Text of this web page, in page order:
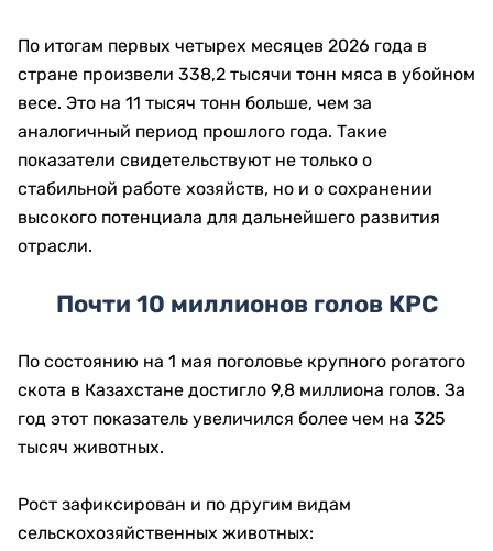
По итогам первых четырех месяцев 2026 года в
стране произвели 338,2 тысячи тонн мяса в убойном
весе. Это на 11 тысяч тонн больше, чем за
аналогичный период прошлого года. Такие
показатели свидетельствуют не только о
стабильной работе хозяйств, но и о сохранении
высокого потенциала для дальнейшего развития
отрасли.
Почти 10 миллионов голов КРС
По состоянию на 1 мая поголовье крупного рогатого
скота в Казахстане достигло 9,8 миллиона голов. За
год этот показатель увеличился более чем на 325
тысяч животных.
Рост зафиксирован и по другим видам
сельскохозяйственных животных: